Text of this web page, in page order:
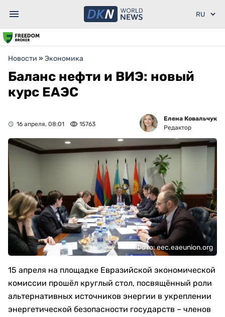
Новости » Экономика
Баланс нефти и ВИЭ: новый
курс ЕАЭС
16 апреля, 08:01 15763
Елена Ковальчук
Редактор
Фото: eec.eaeunion.org
15 апреля на площадке Евразийской экономической
комиссии прошёл круглый стол, посвящённый роли
альтернативных источников энергии в укреплении
энергетической безопасности государств – членов